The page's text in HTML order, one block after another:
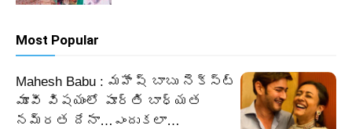
Most Popular
Mahesh Babu : మహేష్ బాబు నెక్స్ట్
మూవీ విషయంలో పూర్తి బాధ్యత
నమ్రత దేనా…ఎందుకలా…